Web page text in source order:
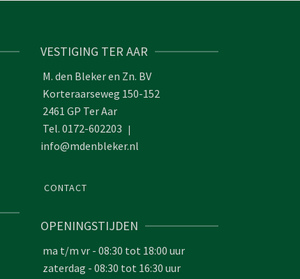
VESTIGING TER AAR
M. den Bleker en Zn. BV
Korteraarseweg 150-152
2461 GP Ter Aar
Tel. 0172-602203 |
info@mdenbleker.nl
CONTACT
OPENINGSTIJDEN
ma t/m vr - 08:30 tot 18:00 uur
zaterdag - 08:30 tot 16:30 uur